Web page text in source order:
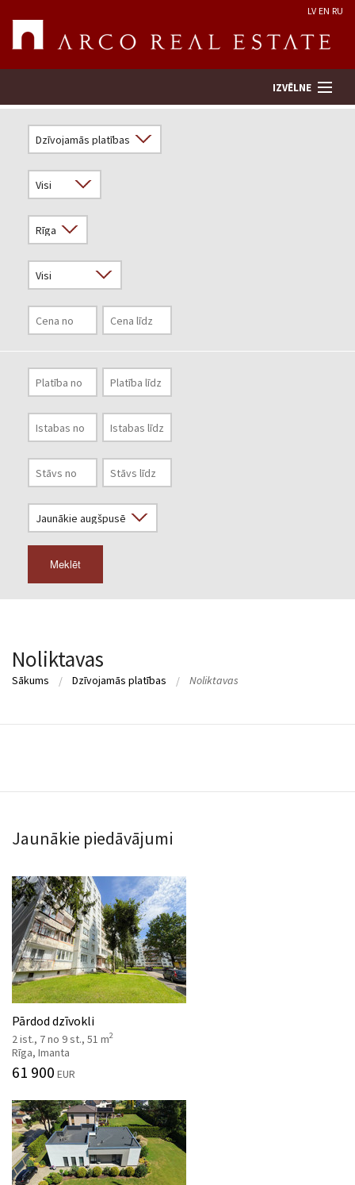
LV EN RU
IZVĒLNE
Novērtēt īpašumu
Uzņēmums
Pakalpojumi
Kontakti
Meklēt
Noliktavas
Sākums Dzīvojamās platības Noliktavas
Jaunākie piedāvājumi
Pārdod dzīvokli
2 ist., 7 no 9 st., 51 m2
Rīga, Imanta
61 900 EUR